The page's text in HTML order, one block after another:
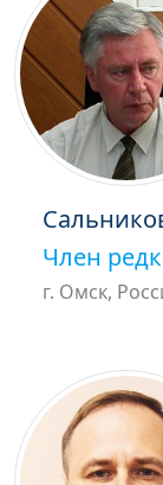
Член
г. Омск,